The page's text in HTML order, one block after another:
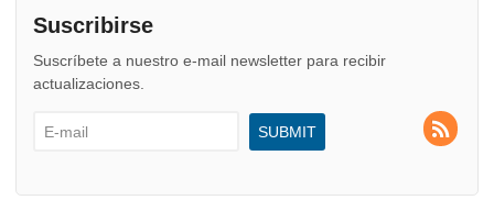
Suscribirse
Suscríbete a nuestro e-mail newsletter para recibir
actualizaciones.